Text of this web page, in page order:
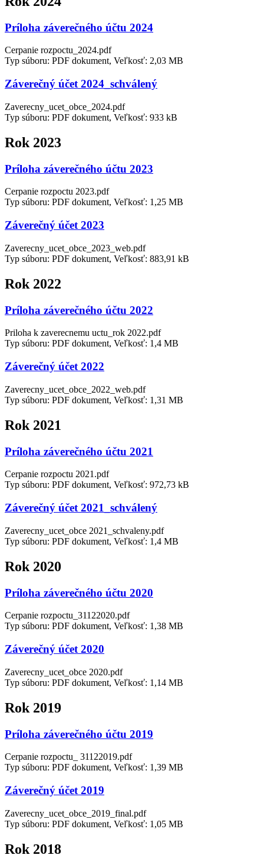
Príloha záverečného účtu 2024
Cerpanie rozpoctu_2024.pdf
Typ súboru: PDF dokument, Veľkosť: 2,03 MB
Záverečný účet 2024_schválený
Zaverecny_ucet_obce_2024.pdf
Typ súboru: PDF dokument, Veľkosť: 933 kB
Rok 2023
Príloha záverečného účtu 2023
Cerpanie rozpoctu 2023.pdf
Typ súboru: PDF dokument, Veľkosť: 1,25 MB
Záverečný účet 2023
Zaverecny_ucet_obce_2023_web.pdf
Typ súboru: PDF dokument, Veľkosť: 883,91 kB
Rok 2022
Príloha záverečného účtu 2022
Priloha k zaverecnemu uctu_rok 2022.pdf
Typ súboru: PDF dokument, Veľkosť: 1,4 MB
Záverečný účet 2022
Zaverecny_ucet_obce_2022_web.pdf
Typ súboru: PDF dokument, Veľkosť: 1,31 MB
Rok 2021
Príloha záverečného účtu 2021
Cerpanie rozpoctu 2021.pdf
Typ súboru: PDF dokument, Veľkosť: 972,73 kB
Záverečný účet 2021_schválený
Zaverecny_ucet_obce 2021_schvaleny.pdf
Typ súboru: PDF dokument, Veľkosť: 1,4 MB
Rok 2020
Príloha záverečného účtu 2020
Cerpanie rozpoctu_31122020.pdf
Typ súboru: PDF dokument, Veľkosť: 1,38 MB
Záverečný účet 2020
Zaverecny_ucet_obce 2020.pdf
Typ súboru: PDF dokument, Veľkosť: 1,14 MB
Rok 2019
Príloha záverečného účtu 2019
Cerpanie rozpoctu_ 31122019.pdf
Typ súboru: PDF dokument, Veľkosť: 1,39 MB
Záverečný účet 2019
Zaverecny_ucet_obce_2019_final.pdf
Typ súboru: PDF dokument, Veľkosť: 1,05 MB
Rok 2018